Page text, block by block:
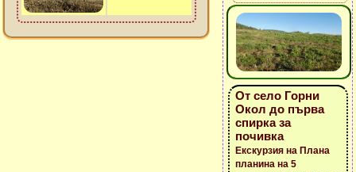
От село Горни
Окол до първа
спирка за
почивка
Екскурзия на Плана
планина на 5